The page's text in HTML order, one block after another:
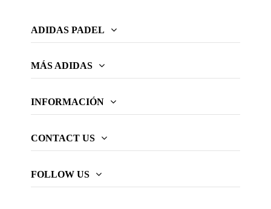
ADIDAS PADEL
MÁS ADIDAS
INFORMACIÓN
CONTACT US
FOLLOW US